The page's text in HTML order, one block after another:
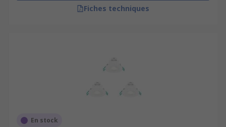
Fiches techniques
En stock